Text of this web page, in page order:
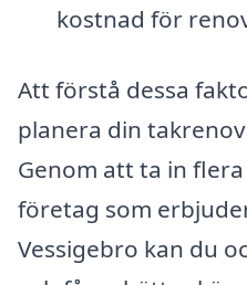
kostnad för
Att förstå dessa
planera din
Genom att ta in
företag som
Vessigebro kan du